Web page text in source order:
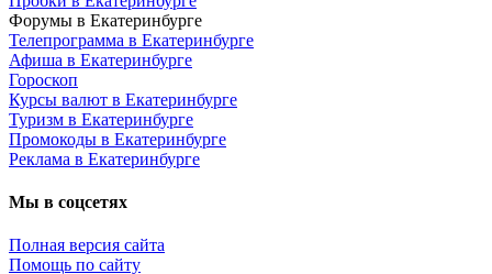
Форумы в Екатеринбурге
Телепрограмма в Екатеринбурге
Афиша в Екатеринбурге
Гороскоп
Курсы валют в Екатеринбурге
Туризм в Екатеринбурге
Промокоды в Екатеринбурге
Реклама в Екатеринбурге
Мы в соцсетях
Полная версия сайта
Помощь по сайту